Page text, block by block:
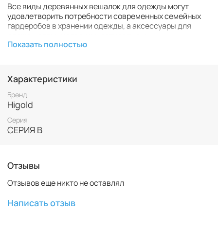
Все виды деревянных вешалок для одежды могут
удовлетворить потребности современных семейных
гардеробов в хранении одежды, а аксессуары для
упорядоченностью, что позволяет более продуманно
Вешалка для костюмов (400x55x645 мм)
Вешалка для брюк (350x25x195 мм)
Вешалка для шарфов (195x25x950 мм)
Вешалка для сумок (100x50x150 мм)
(100x25x195 мм)
Показать полностью
Характеристики
Бренд
Higold
Серия
СЕРИЯ B
Отзывы
Отзывов еще никто не оставлял
Написать отзыв